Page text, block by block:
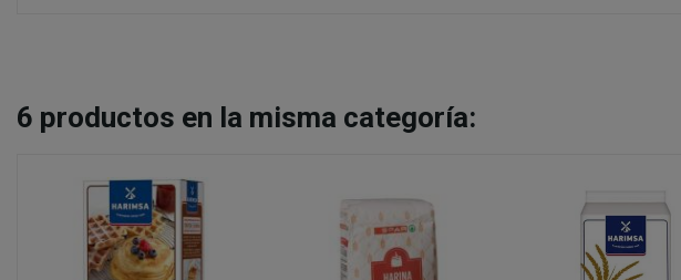
6 productos en la misma categoría: